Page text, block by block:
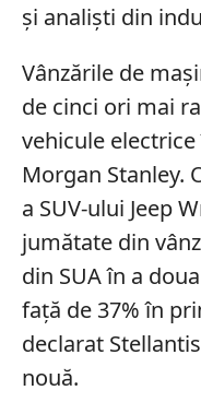
și analiști din
Vânzările de
de cinci ori mai
vehicule
Morgan Stanley.
a SUV-ului Jeep
jumătate din
din SUA în a
față de 37% în
declarat
nouă.